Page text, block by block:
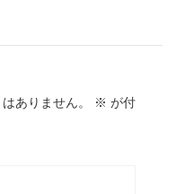
ありません。 ※ が付